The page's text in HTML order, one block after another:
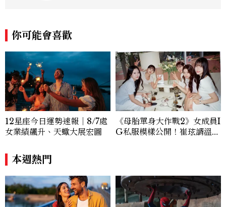
們可以支配自己的命運，若我們受制於人，
那錯不在命運，而在我們自己。」 整合完
全型的清醒意識，你是你，你也不是你，
回到全然的是
你可能會喜歡
12星座今日運勢速報｜8/7處
女業績飆升、天蠍大展宏圖
《母胎單身大作戰2》女成員I
G私服模樣公開！崔玹諝溫柔
本週熱門